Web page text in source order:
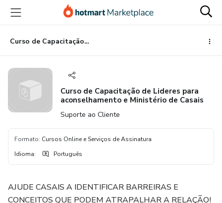
para
conteúdo
principal
para
pagamento
para
rodapé
Curso de Capacitação de Lideres para aconselhamento e Ministério de Casais
Curso de Capacitação de Lideres para
aconselhamento e Ministério de Casais
Suporte ao Cliente
Formato: Cursos Online e Serviços de Assinatura
Idioma: Português
AJUDE CASAIS A IDENTIFICAR BARREIRAS E
CONCEITOS QUE PODEM ATRAPALHAR A RELAÇÃO!